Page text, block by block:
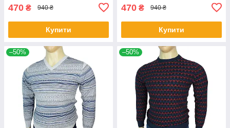
470 ₴ 940 ₴
Купити
470 ₴ 940 ₴
Купити
–50% –50%